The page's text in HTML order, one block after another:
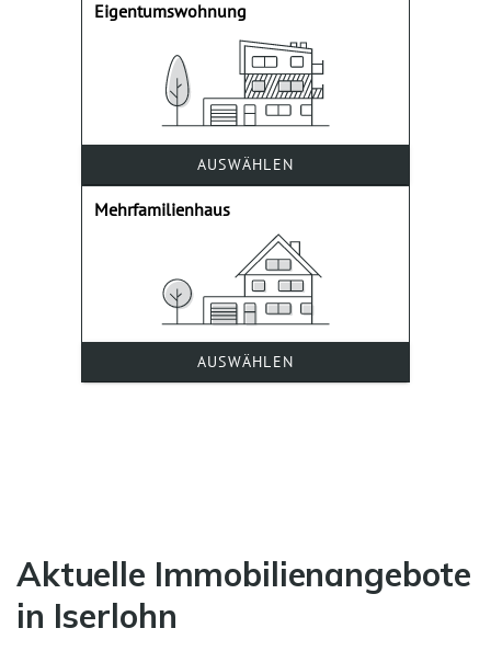
Aktuelle Immobilienangebote
in Iserlohn